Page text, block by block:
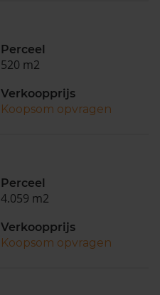
Perceel
520 m2
Verkoopprijs
Koopsom opvragen
Perceel
4.059 m2
Verkoopprijs
Koopsom opvragen